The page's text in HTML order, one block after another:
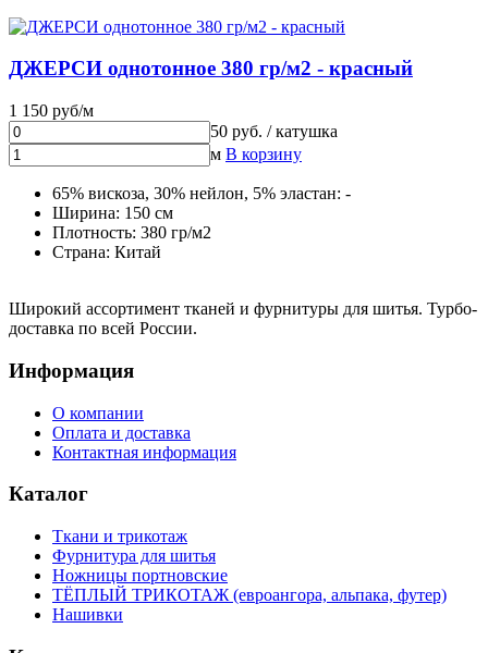
ДЖЕРСИ однотонное 380 гр/м2 - красный
1 150 руб/м
50 руб. / катушка
м В корзину
65% вискоза, 30% нейлон, 5% эластан: -
Ширина: 150 см
Плотность: 380 гр/м2
Страна: Китай
Широкий ассортимент тканей и фурнитуры для шитья. Турбо-
доставка по всей России.
Информация
О компании
Оплата и доставка
Контактная информация
Каталог
Ткани и трикотаж
Фурнитура для шитья
Ножницы портновские
ТЁПЛЫЙ ТРИКОТАЖ (евроангора, альпака, футер)
Нашивки